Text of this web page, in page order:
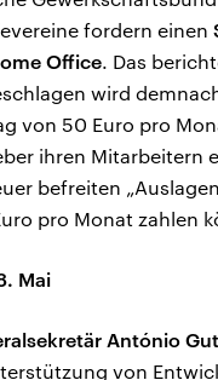
fordern einen
Office. Das
wird
von 50 Euro pro
ihren Mitarbeitern
befreiten
pro Monat zahlen
Mai
António
von